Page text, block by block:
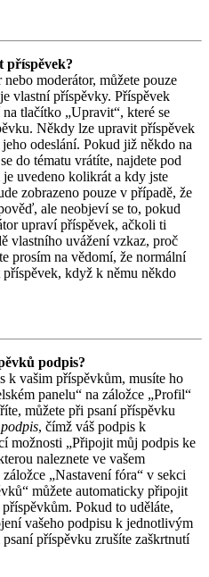
příspěvek?
moderátor, můžete pouze
vlastní příspěvky. Příspěvek
tlačítko „Upravit“, které se
Někdy lze upravit příspěvek
odeslání. Pokud již někdo na
do tématu vrátíte, najdete pod
uvedeno kolikrát a kdy jste
zobrazeno pouze v případě, že
ale neobjeví se to, pokud
upraví příspěvek, ačkoli ti
vlastního uvážení vzkaz, proč
prosím na vědomí, že normální
příspěvek, když k němu někdo
podpis?
k vašim příspěvkům, musíte ho
panelu“ na záložce „Profil“
můžete při psaní příspěvku
, čímž váš podpis k
možnosti „Připojit můj podpis ke
naleznete ve vašem
„Nastavení fóra“ v sekci
můžete automaticky připojit
Pokud to uděláte,
vašeho podpisu k jednotlivým
příspěvku zrušíte zaškrtnutí